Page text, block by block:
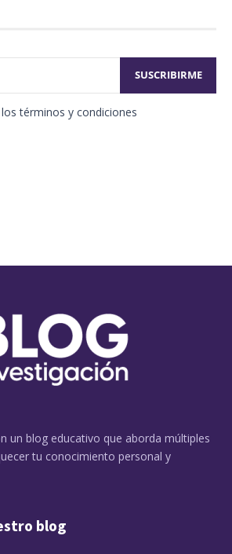
términos y condiciones
un blog educativo que aborda múltiples
tu conocimiento personal y
blog